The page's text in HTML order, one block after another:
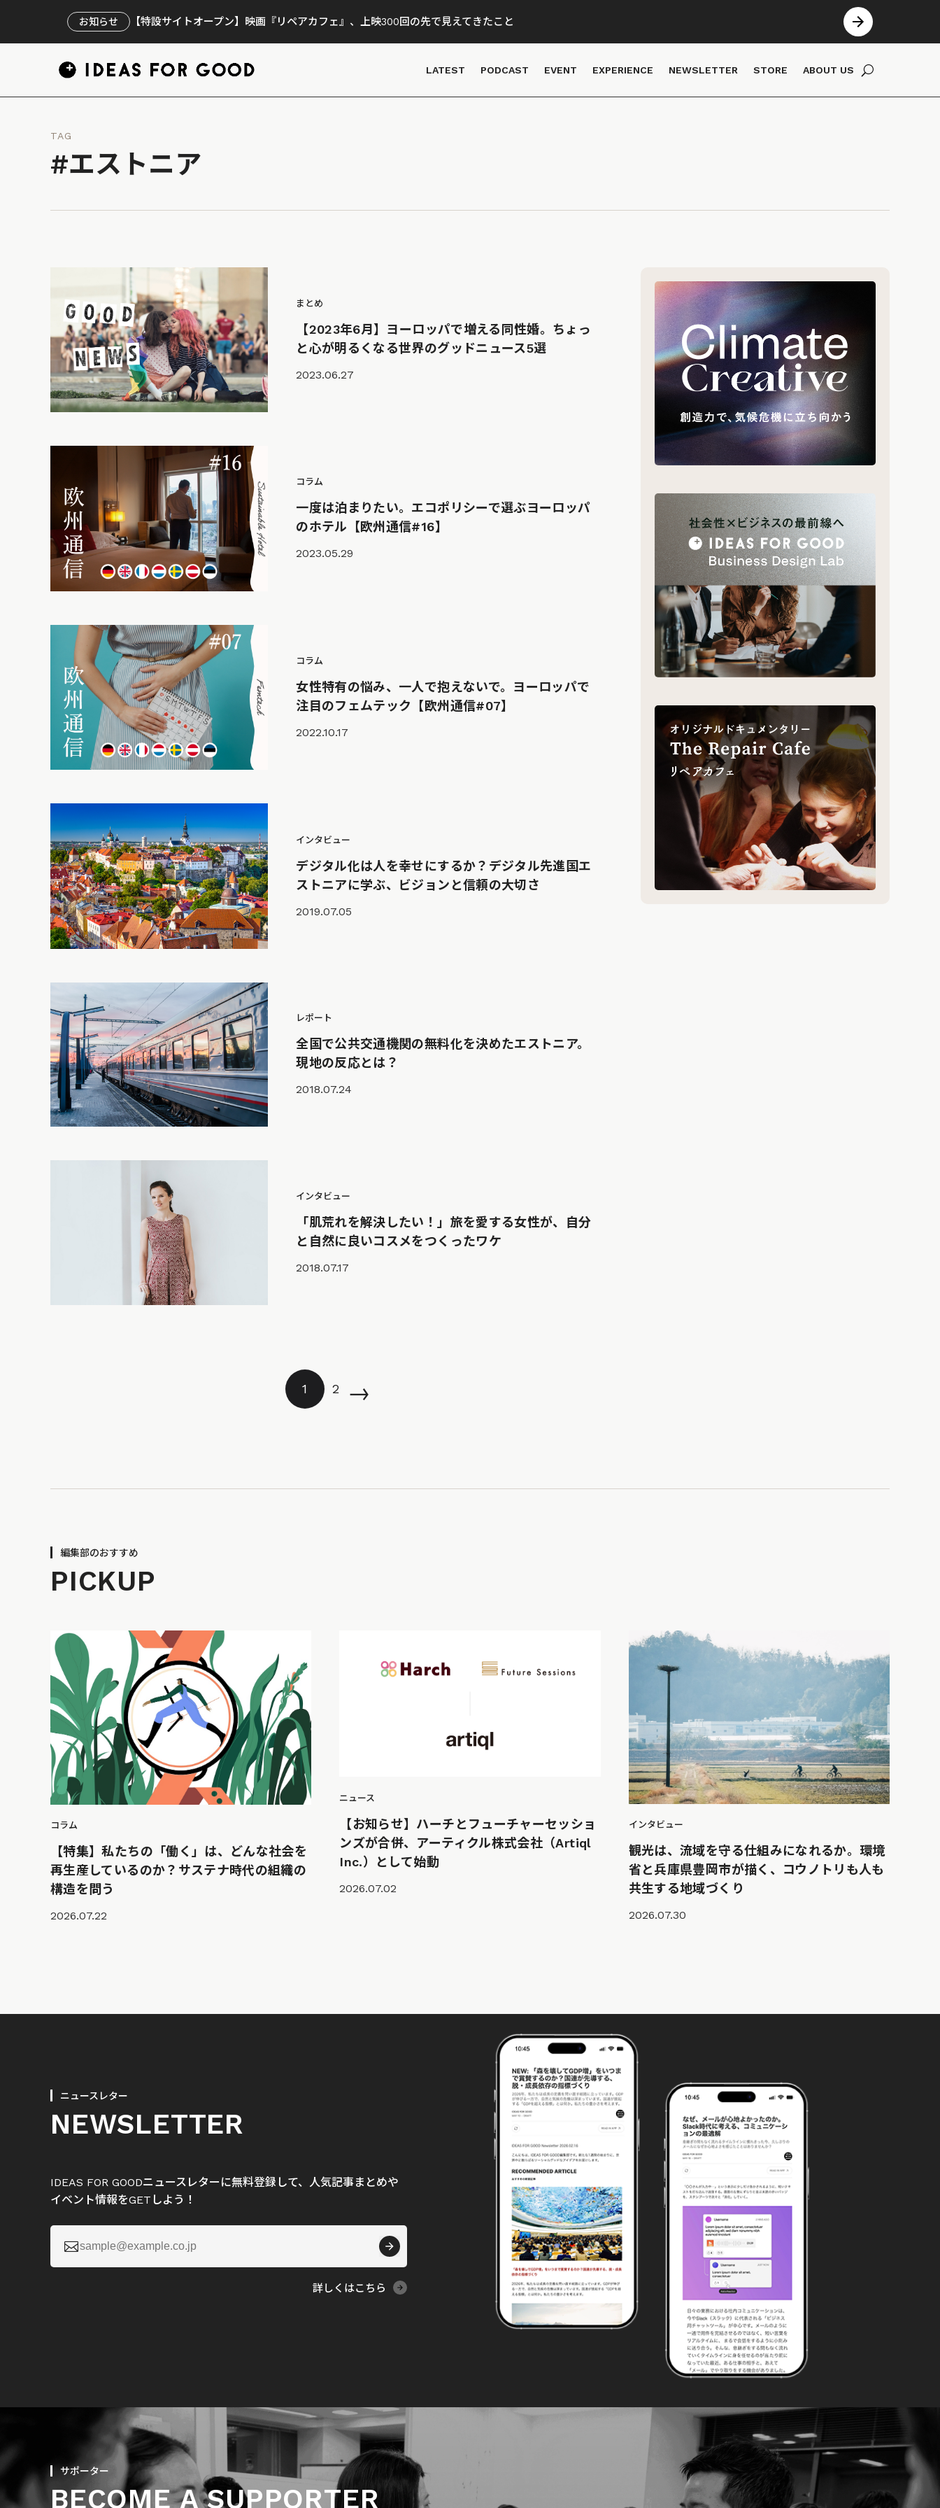
お知らせ 【特設サイトオープン】映画『リペアカフェ』、上映300回の先で見えてきたこと
LATEST PODCAST EVENT EXPERIENCE NEWSLETTER STORE ABOUT US
TAG
#エストニア
まとめ
【2023年6月】ヨーロッパで増える同性婚。ちょっ
と心が明るくなる世界のグッドニュース5選
2023.06.27
コラム
一度は泊まりたい。エコポリシーで選ぶヨーロッパ
のホテル【欧州通信#16】
2023.05.29
コラム
女性特有の悩み、一人で抱えないで。ヨーロッパで
注目のフェムテック【欧州通信#07】
2022.10.17
インタビュー
デジタル化は人を幸せにするか？デジタル先進国エ
ストニアに学ぶ、ビジョンと信頼の大切さ
2019.07.05
レポート
全国で公共交通機関の無料化を決めたエストニア。
現地の反応とは？
2018.07.24
インタビュー
「肌荒れを解決したい！」旅を愛する女性が、自分
と自然に良いコスメをつくったワケ
2018.07.17
1 2 →
編集部のおすすめ
PICKUP
コラム
【特集】私たちの「働く」は、どんな社会を
再生産しているのか？サステナ時代の組織の
構造を問う
2026.07.22
ニュース
【お知らせ】ハーチとフューチャーセッショ
ンズが合併、アーティクル株式会社（Artiql
Inc.）として始動
2026.07.02
インタビュー
観光は、流域を守る仕組みになれるか。環境
省と兵庫県豊岡市が描く、コウノトリも人も
共生する地域づくり
2026.07.30
ニュースレター
NEWSLETTER
IDEAS FOR GOODニュースレターに無料登録して、人気記事まとめや
イベント情報をGETしよう！

詳しくはこちら
サポーター
BECOME A SUPPORTER